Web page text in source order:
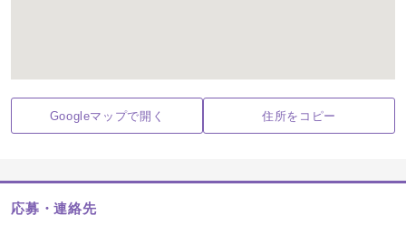
Googleマップで開く 住所をコピー
応募・連絡先